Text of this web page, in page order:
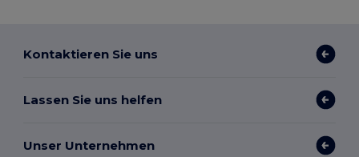
Kontaktieren Sie uns
Lassen Sie uns helfen
Unser Unternehmen